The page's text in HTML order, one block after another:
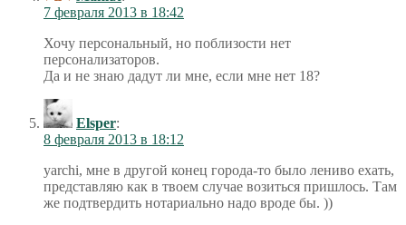
7 февраля 2013 в 18:42
Хочу персональный, но поблизости нет
персонализаторов.
Да и не знаю дадут ли мне, если мне нет 18?
Elsper:
8 февраля 2013 в 18:12
yarchi, мне в другой конец города-то было лениво ехать,
представляю как в твоем случае возиться пришлось. Там
же подтвердить нотариально надо вроде бы. ))